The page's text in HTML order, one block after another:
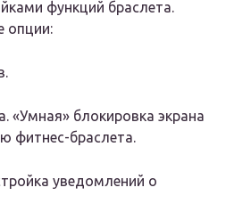
функций браслета.
опции:
«Умная» блокировка экрана
фитнес-браслета.
уведомлений о